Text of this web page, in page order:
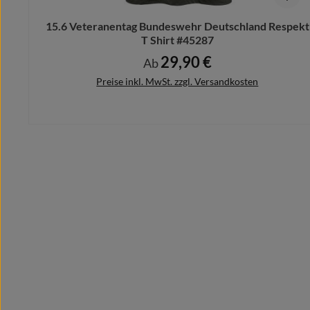
15.6 Veteranentag Bundeswehr Deutschland Respekt
T Shirt #45287
Regulärer Preis:
Ab29,90 €
Preise inkl. MwSt. zzgl. Versandkosten